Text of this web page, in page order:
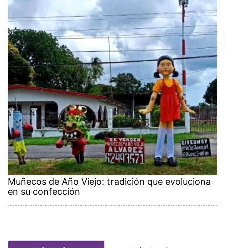
Muñecos de Año Viejo: tradición que evoluciona
en su confección